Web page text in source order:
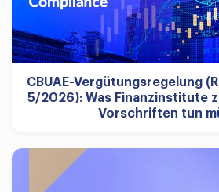
CBUAE-Vergütungsregelung
5/2026): Was Finanzinstitute
Vorschriften tun